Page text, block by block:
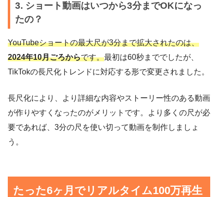
3. ショート動画はいつから3分までOKになっ
たの？
YouTubeショートの最大尺が3分まで拡大されたのは、
2024年10月ごろからです。最初は60秒まででしたが、
TikTokの長尺化トレンドに対応する形で変更されました。
長尺化により、より詳細な内容やストーリー性のある動画
が作りやすくなったのがメリットです。より多くの尺が必
要であれば、3分の尺を使い切って動画を制作しましょ
う。
たった6ヶ月でリアルタイム100万再生